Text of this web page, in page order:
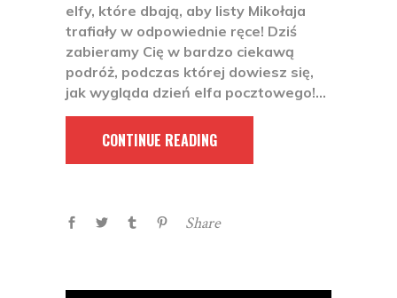
elfy, które dbają, aby listy Mikołaja
trafiały w odpowiednie ręce! Dziś
zabieramy Cię w bardzo ciekawą
podróż, podczas której dowiesz się,
jak wygląda dzień elfa pocztowego!
CONTINUE READING
Share